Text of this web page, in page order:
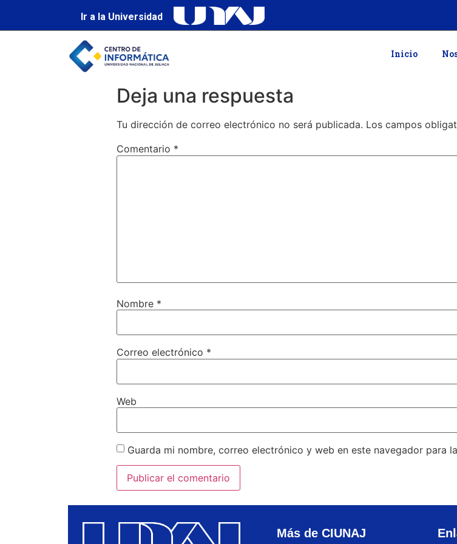
Ir a la Universidad
Inicio
Deja una respuesta
Tu dirección de correo electrónico no será publicada. Los campos
Comentario *
Nombre *
Correo electrónico *
Web
Guarda mi nombre, correo electrónico y web en este navegador para
Más de CIUNAJ